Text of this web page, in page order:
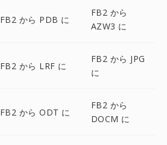
FB2 から PDB に
FB2 から
AZW3 に
FB2 から LRF に
FB2 から JPG
に
FB2 から ODT に
FB2 から
DOCM に